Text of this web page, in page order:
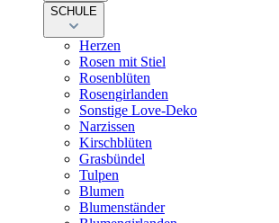
SCHULE
Herzen
Rosen mit Stiel
Rosenblüten
Rosengirlanden
Sonstige Love-Deko
Narzissen
Kirschblüten
Grasbündel
Tulpen
Blumen
Blumenständer